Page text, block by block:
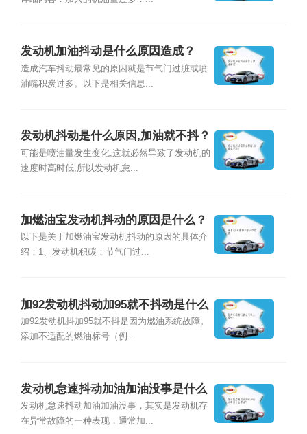
发动机加油抖动是什么原因造成？
造成汽车抖动最常见的原因就是节气门过脏或喷
油嘴积炭过多。以下是相关信息...
发动机抖动是什么原因,加油就不抖？
可能是喷油量发生变化,这就必然导致了发动机的
速度时高时低,所以发动机怠...
加燃油宝发动机抖动的原因是什么？
以下是关于加燃油宝发动机抖动的原因的具体介
绍：1、发动机积碳：节气门过...
加92发动机抖动加95就不抖动是什么
原因？
加92发动机抖加95就不抖是因为燃油系统故障。
添加不适配的燃油标号（例...
发动机怠速抖动加油加油没事是什么
原因？
发动机怠速抖动加油加油没事，其实是发动机存
在异常故障的一种表现，通常加...